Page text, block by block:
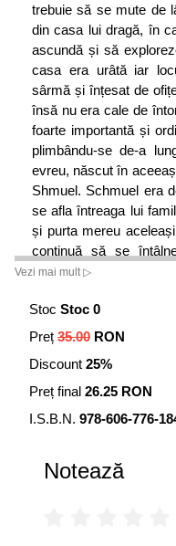
trebuie să se mute de
din casa lui dragă, în
ascundă și să
casa era urâtă iar
sârmă și înțesat de
însă nu era cale de
foarte importantă și
plimbându-se de-a
evreu, născut în
Shmuel. Schmuel era
se afla întreaga lui
și purta mereu
continuă să se
prietenia dintre cei
de gard, de ce
el îi duce de-ale gurii la
care ar putea să se
nu au voie să vină la
și speriat la întâlnire
tatălui lui Schmuel,
Vezi mai mult ▷
Stoc Stoc 0
Preț 35.00 RON
Discount 25%
Preț final 26.25 RON
I.S.B.N. 978-606-776-
Notează